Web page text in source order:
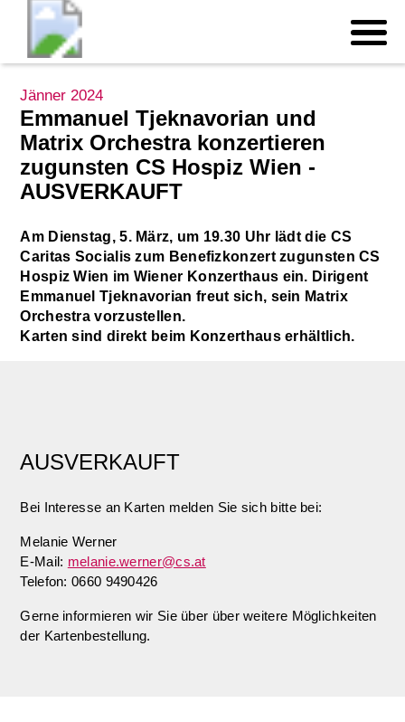
Jänner 2024
Emmanuel Tjeknavorian und
Matrix Orchestra konzertieren
zugunsten CS Hospiz Wien -
AUSVERKAUFT
Am Dienstag, 5. März, um 19.30 Uhr lädt die CS
Caritas Socialis zum Benefizkonzert zugunsten CS
Hospiz Wien im Wiener Konzerthaus ein. Dirigent
Emmanuel Tjeknavorian freut sich, sein Matrix
Orchestra vorzustellen.
Karten sind direkt beim Konzerthaus erhältlich.
AUSVERKAUFT
Bei Interesse an Karten melden Sie sich bitte bei:
Melanie Werner
E-Mail: melanie.werner@cs.at
Telefon: 0660 9490426
Gerne informieren wir Sie über über weitere Möglichkeiten
der Kartenbestellung.